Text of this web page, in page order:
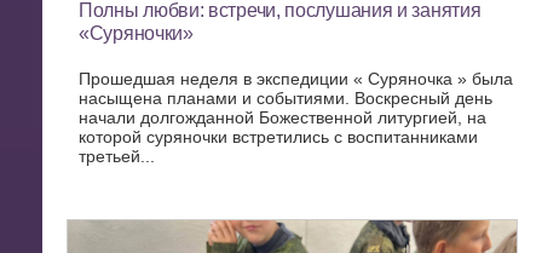
Полны любви: встречи, послушания и занятия
«Суряночки»
Прошедшая неделя в экспедиции « Суряночка » была
насыщена планами и событиями. Воскресный день
начали долгожданной Божественной литургией, на
которой суряночки встретились с воспитанниками
третьей...